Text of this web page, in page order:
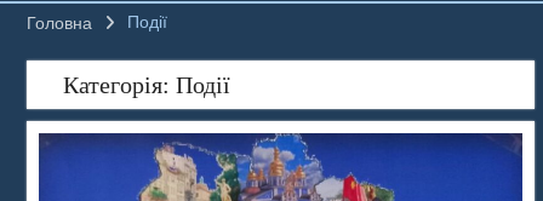
Головна Події
Категорія: Події